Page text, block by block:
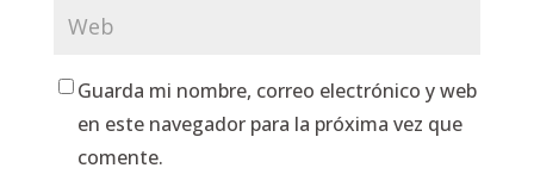
Guarda mi nombre, correo electrónico y web
en este navegador para la próxima vez que
comente.